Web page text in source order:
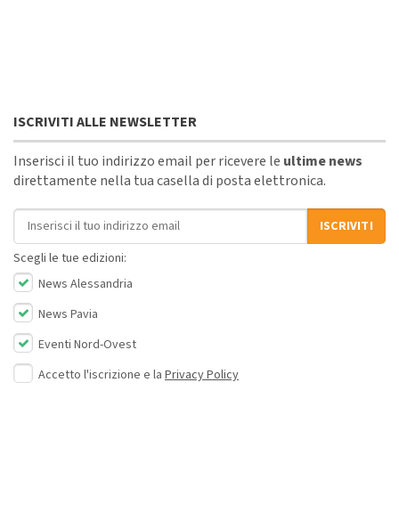
ISCRIVITI ALLE NEWSLETTER
Inserisci il tuo indirizzo email per ricevere le ultime news
direttamente nella tua casella di posta elettronica.
Indirizzo email
ISCRIVITI
Scegli le tue edizioni:
News Alessandria
News Pavia
Eventi Nord-Ovest
Accetto l'iscrizione e la Privacy Policy